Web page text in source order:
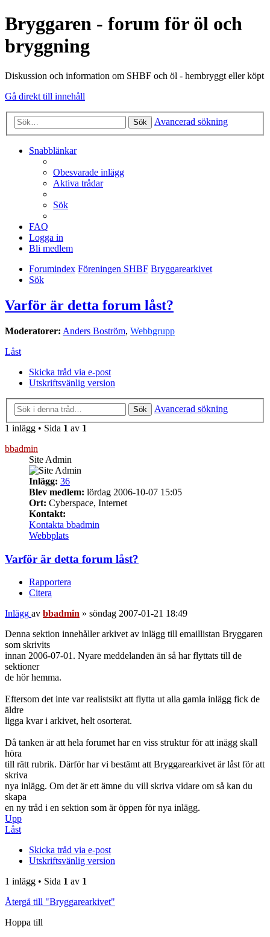
Bryggaren - forum för öl och
bryggning
Diskussion och information om SHBF och öl - hembryggt eller köpt
Gå direkt till innehåll
Sök Avancerad sökning
Snabblänkar
Obesvarade inlägg
Aktiva trådar
Sök
FAQ
Logga in
Bli medlem
Forumindex Föreningen SHBF Bryggarearkivet
Sök
Varför är detta forum låst?
Moderatorer: Anders Boström, Webbgrupp
Låst
Skicka tråd via e-post
Utskriftsvänlig version
Sök
Avancerad sökning
1 inlägg • Sida 1 av 1
bbadmin
Site Admin
Inlägg: 36
Blev medlem: lördag 2006-10-07 15:05
Ort: Cyberspace, Internet
Kontakt:
Kontakta bbadmin
Webbplats
Varför är detta forum låst?
Rapportera
Citera
Inlägg av bbadmin » söndag 2007-01-21 18:49
Denna sektion innehåller arkivet av inlägg till emaillistan Bryggaren
som skrivits
innan 2006-07-01. Nyare meddelanden än så har flyttats till de
sektioner
de hör hemma.
Eftersom det inte var realistsikt att flytta ut alla gamla inlägg fick de
äldre
ligga kvar i arkivet, helt osorterat.
Då tanken är att hela forumet har en viss struktur för att inägg skall
höra
till rätt rubrik. Därför har vi bestämt att Bryggarearkivet är låst för att
skriva
nya inlägg. Om det är ett ämne du vill skriva vidare om så kan du
skapa
en ny tråd i en sektion som är öppen för nya inlägg.
Upp
Låst
Skicka tråd via e-post
Utskriftsvänlig version
1 inlägg • Sida 1 av 1
Återgå till "Bryggarearkivet"
Hoppa till